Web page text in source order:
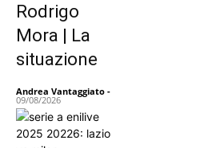
Rodrigo
Mora | La
situazione
Andrea Vantaggiato -
09/08/2026